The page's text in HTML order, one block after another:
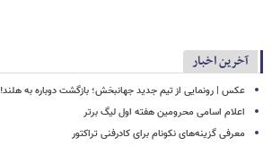
آخرین اخبار
عکس | رونمایی از تیم جدید جهانبخش؛ بازگشت دوباره به هلند!
اعلام اسامی محرومین هفته اول لیگ برتر
معرفی گزینه‌های نکونام برای کادرفنی تراکتور